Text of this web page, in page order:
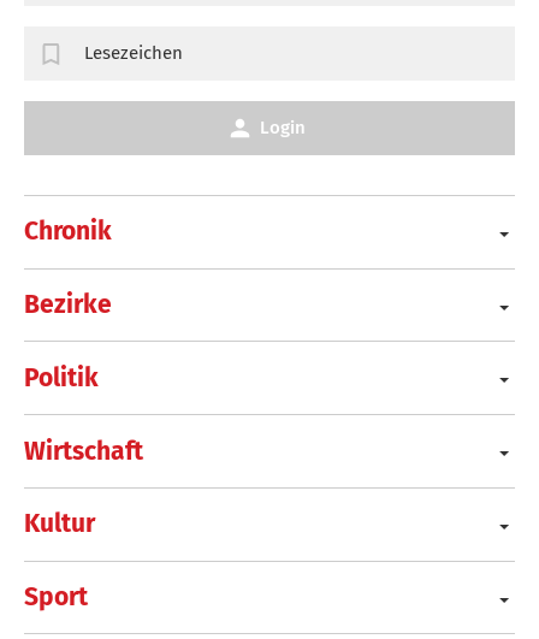
Chronik
Bezirke
Politik
Wirtschaft
Kultur
Sport
Lesezeichen
Login